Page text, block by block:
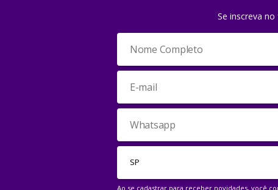
Se inscreva
Ao se cadastrar para receber novidades, você